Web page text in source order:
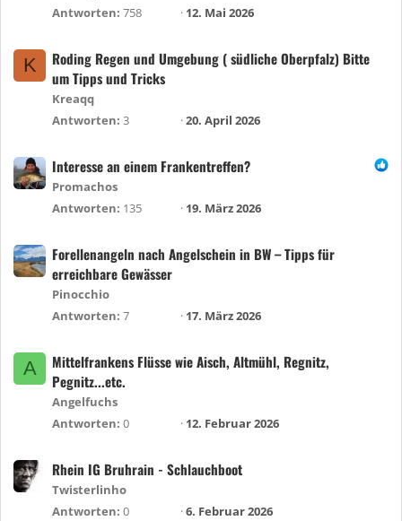
Antworten 758 12. Mai 2026
K
Roding Regen und Umgebung ( südliche Oberpfalz) Bitte
um Tipps und Tricks
Kreaqq
Antworten 3 20. April 2026
Interesse an einem Frankentreffen?
Promachos
Antworten 135 19. März 2026
Forellenangeln nach Angelschein in BW – Tipps für
erreichbare Gewässer
Pinocchio
Antworten 7 17. März 2026
A
Mittelfrankens Flüsse wie Aisch, Altmühl, Regnitz,
Pegnitz...etc.
Angelfuchs
Antworten 0 12. Februar 2026
Rhein IG Bruhrain - Schlauchboot
Twisterlinho
Antworten 0 6. Februar 2026